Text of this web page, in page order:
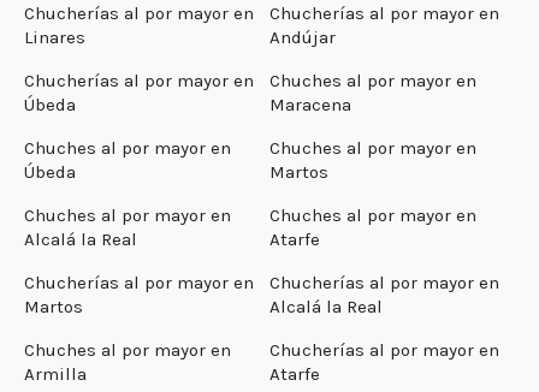
Chucherías al por mayor en
Linares
Chucherías al por mayor en
Andújar
Chucherías al por mayor en
Úbeda
Chuches al por mayor en
Maracena
Chuches al por mayor en
Úbeda
Chuches al por mayor en
Martos
Chuches al por mayor en
Alcalá la Real
Chuches al por mayor en
Atarfe
Chucherías al por mayor en
Martos
Chucherías al por mayor en
Alcalá la Real
Chuches al por mayor en
Armilla
Chucherías al por mayor en
Atarfe